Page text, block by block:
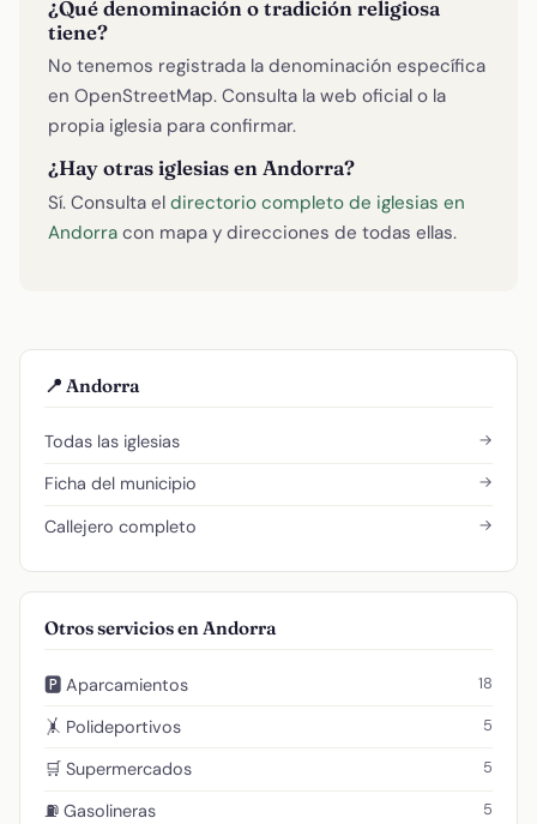
¿Qué denominación o tradición religiosa
tiene?
No tenemos registrada la denominación específica
en OpenStreetMap. Consulta la web oficial o la
propia iglesia para confirmar.
¿Hay otras iglesias en Andorra?
Sí. Consulta el directorio completo de iglesias en
Andorra con mapa y direcciones de todas ellas.
📍 Andorra
Todas las iglesias →
Ficha del municipio →
Callejero completo →
Otros servicios en Andorra
🅿️ Aparcamientos 18
🤸 Polideportivos 5
🛒 Supermercados 5
⛽ Gasolineras 5